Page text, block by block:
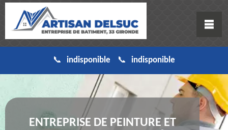
indisponible indisponible
ENTREPRISE DE PEINTURE ET